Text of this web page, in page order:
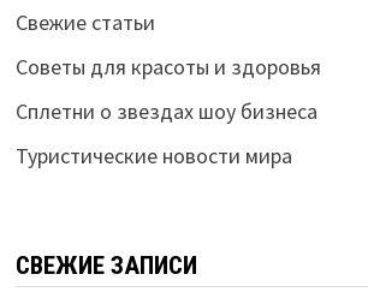
Свежие статьи
Советы для красоты и здоровья
Сплетни о звездах шоу бизнеса
Туристические новости мира
СВЕЖИЕ ЗАПИСИ